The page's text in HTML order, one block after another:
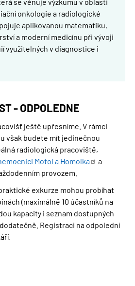
onkologie a radiologické
aplikovanou matematiku,
a moderní medicínu při vývoji
využitelných v diagnostice i
- ODPOLEDNE
ještě upřesníme. V rámci
však budete mít jedinečnou
radiologická pracoviště,
Motol a Homolka
a
provozem.
exkurze mohou probíhat
(maximálně 10 účastníků na
kapacity i seznam dostupných
Registraci na odpolední